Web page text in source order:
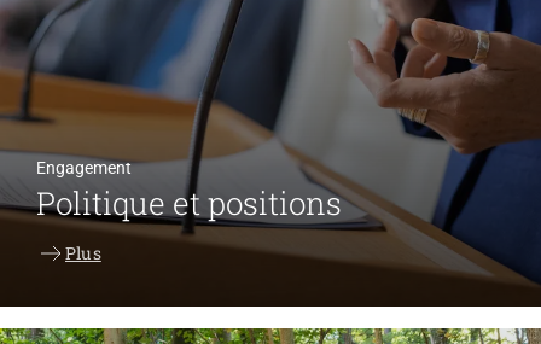
Engagement
Politique et positions
Plus